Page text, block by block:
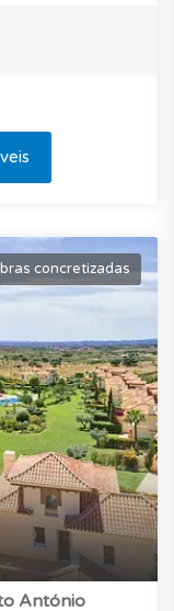
concretizadas
António